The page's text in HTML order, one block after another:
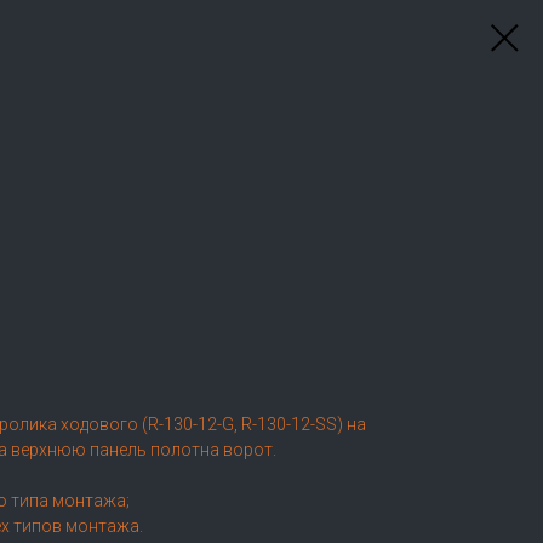
ходового (R-130-12-G, R-130-12-SS) на
верхнюю панель полотна ворот.
типа монтажа;
типов монтажа.